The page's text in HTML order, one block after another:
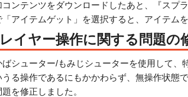
コンテンツをダウンロードしたあと、『スプ
「アイテムゲット」を選択すると、アイテム
イヤー操作に関する問題の
ばシューター/もみじシューターを使用して、
うる操作であるにもかかわらず、無操作状態
題を修正しました。